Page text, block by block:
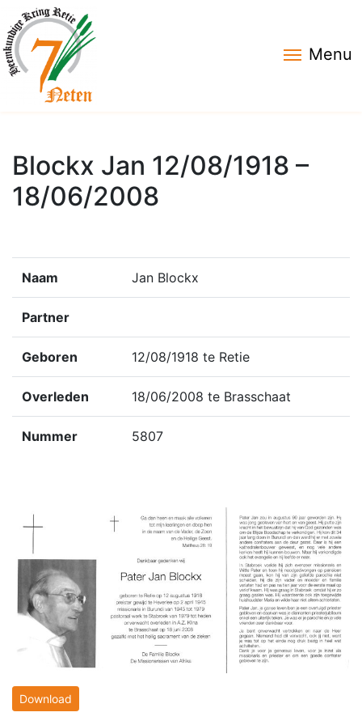
Menu
Blockx Jan 12/08/1918 –
18/06/2008
Naam Jan Blockx
Partner
Geboren 12/08/1918 te Retie
Overleden 18/06/2008 te Brasschaat
Nummer 5807
Download